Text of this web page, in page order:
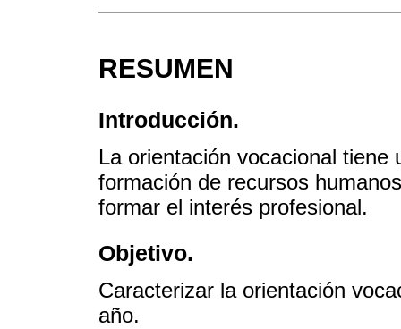
RESUMEN
Introducción.
La orientación vocacional
formación de recursos
formar el interés profesional.
Objetivo.
Caracterizar la orientación
año.